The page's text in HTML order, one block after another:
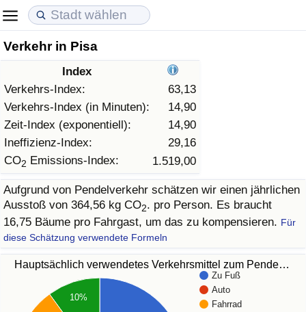
Verkehr in Pisa
Index
Verkehrs-Index:
63,13
Verkehrs-Index (in Minuten):
14,90
Zeit-Index (exponentiell):
14,90
Ineffizienz-Index:
29,16
CO2 Emissions-Index: 1.519,00
Aufgrund von Pendelverkehr schätzen wir einen jährlichen
Ausstoß von 364,56 kg CO2. pro Person. Es braucht
16,75 Bäume pro Fahrgast, um das zu kompensieren. Für
diese Schätzung verwendete Formeln
Hauptsächlich verwendetes Verkehrsmittel zum Pende…
Zu Fuß
Auto
Fahrrad
10%
Lebenshaltungskosten
Lebenshaltungskosten-Index (aktuell)
Lebenshaltungskosten-Index
Lebenshaltungskosten-Index nach Land
in Akaba
Immobilienpreise
Immobilienpreis-Index (aktuell)
Immobilienpreis-Index
Immobilienpreis-Index nach Land
Lebensqualität
Lebensqualität-Index
Lebensqualität-Index (aktuell)
Lebensqualitätsindex nach Land
Kriminalität
Kriminalitäts-Index (aktuell)
Kriminalitäts-Index
Kriminalitätsindex nach Land